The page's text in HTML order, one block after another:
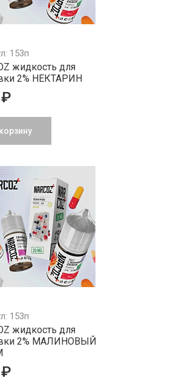
153п
жидкость для
2% НЕКТАРИН
153п
жидкость для
2% МАЛИНОВЫЙ